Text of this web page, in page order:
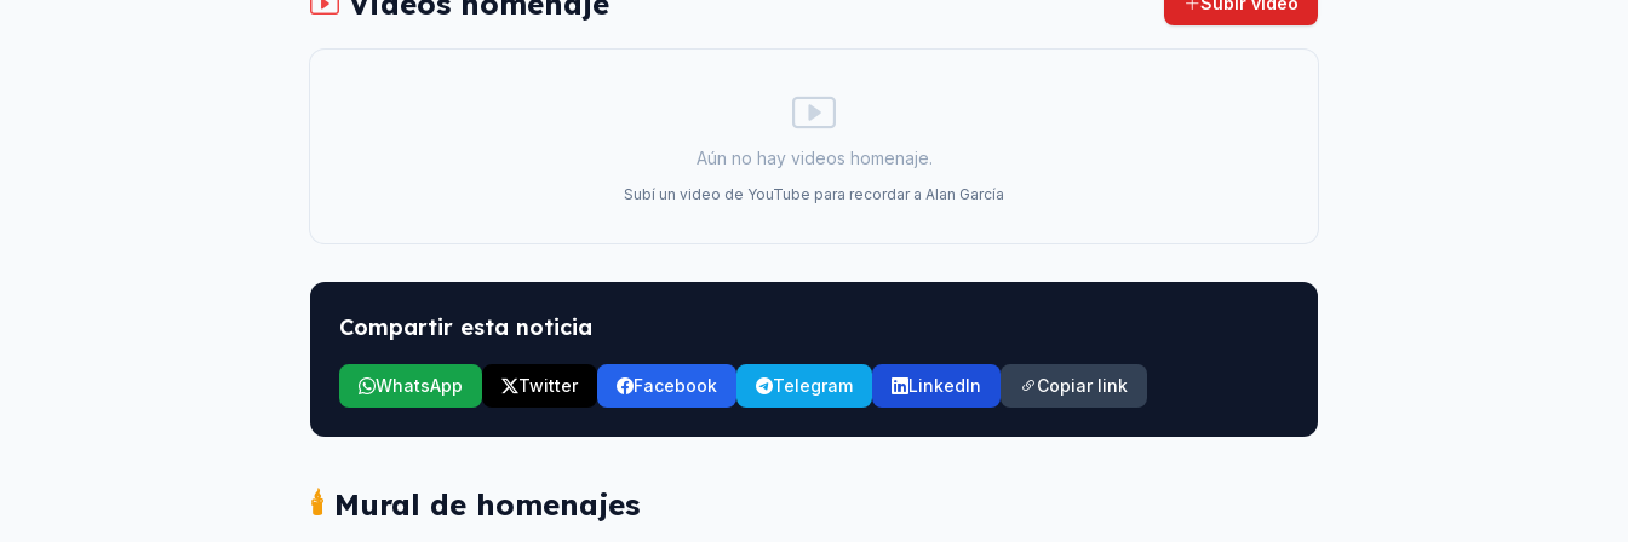
Aún no hay videos homenaje.
Subí un video de YouTube para recordar a Alan García
Compartir esta noticia
WhatsApp Twitter Facebook Telegram LinkedIn Copiar link
🕯️ Mural de homenajes